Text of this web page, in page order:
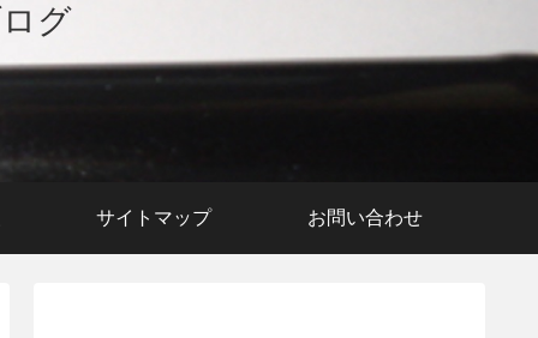
グ
サイトマップ お問い合わせ